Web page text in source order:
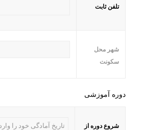
تلفن ثابت
شهر محل
سکونت
دوره آموزشی
شروع دوره از